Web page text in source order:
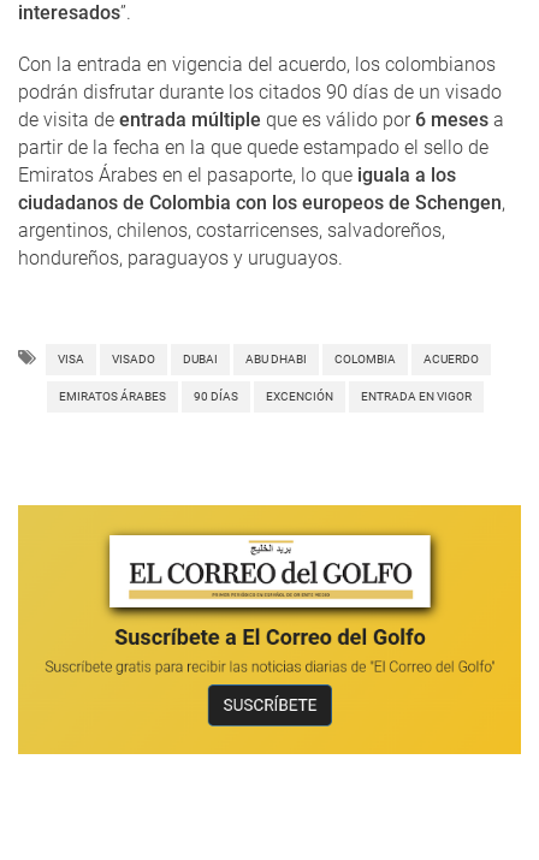
interesados”.
Con la entrada en vigencia del acuerdo, los colombianos
podrán disfrutar durante los citados 90 días de un visado
de visita de entrada múltiple que es válido por6 meses a
partir de la fecha en la que quede estampado el sello de
Emiratos Árabes en el pasaporte, lo que iguala a los
ciudadanos de Colombia con los europeos de Schengen,
argentinos, chilenos, costarricenses, salvadoreños,
hondureños, paraguayos y uruguayos.
VISA VISADO DUBAI ABU DHABI COLOMBIA ACUERDO
EMIRATOS ÁRABES 90 DÍAS EXCENCIÓN ENTRADA EN VIGOR